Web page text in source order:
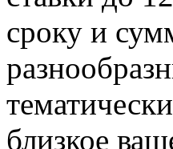
близкое